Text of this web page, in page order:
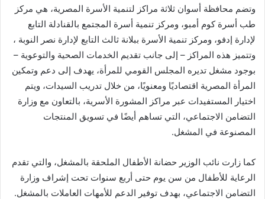
وتضم محافظة أسوان ثلاثة مراكز لتنمية الأسرة المصرية، هي مركز
طب أسرة كوم أمبو، ومركز تنمية أسرة المجتمع بالقنادلة التابع
لإدارة إدفو، ومركز تنمية الأسرة ببلانة ثالث التابع لإدارة نصر النوبة ،
وتتميز هذه المراكز – إلى جانب تقديم الخدمات الصحية والتوعوية –
بوجود مشغل تديره المجلس القومي للمرأة، يهدف إلى دعم وتمكين
المرأة المصرية اقتصاديًا ومعنويًا، من خلال تدريب السيدات، ويتم
اختيار المستفيدات عبر مراكز المشورة الأسرية، بالتعاون مع وزارة
التضامن الاجتماعي، التي تساهم أيضًا في تسويق المنتجات
المصنوعة في المشغل.
كما زارت نائب الوزير حضانة الأطفال الملحقة بالمشغل، والتي تقدم
الرعاية للأطفال من سن يوم حتى أربع سنوات تحت إشراف وزارة
التضامن الاجتماعي، بهدف توفير الدعم للأمهات العاملات بالمشغل.